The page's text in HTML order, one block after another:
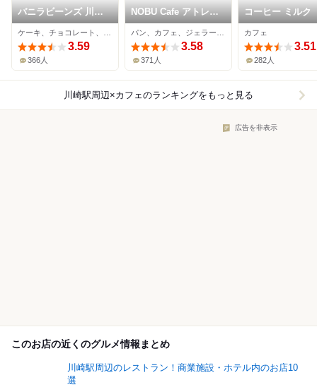
バニラビーンズ 川崎
アゼリア店
3.59
366人
NOBU Cafe アトレ川
崎店
3.58
371人
コーヒー ミルク
カフェ
3.51
282人
川崎駅周辺×カフェのランキングをもっと見る
広告を非表示
このお店の近くのグルメ情報まとめ
川崎駅周辺のレストラン！商業施設・ホテル内のお店10
選